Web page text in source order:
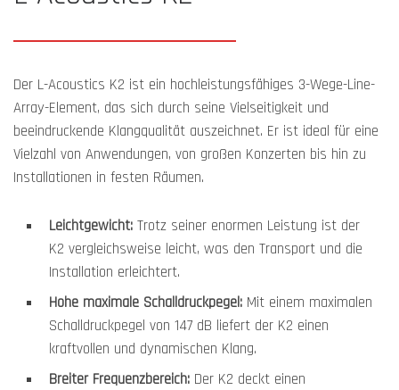
Der L-Acoustics K2 ist ein hochleistungsfähiges 3-Wege-Line-
Array-Element, das sich durch seine Vielseitigkeit und
beeindruckende Klangqualität auszeichnet. Er ist ideal für eine
Vielzahl von Anwendungen, von großen Konzerten bis hin zu
Installationen in festen Räumen.
Leichtgewicht: Trotz seiner enormen Leistung ist der
K2 vergleichsweise leicht, was den Transport und die
Installation erleichtert.
Hohe maximale Schalldruckpegel: Mit einem maximalen
Schalldruckpegel von 147 dB liefert der K2 einen
kraftvollen und dynamischen Klang.
Breiter Frequenzbereich: Der K2 deckt einen